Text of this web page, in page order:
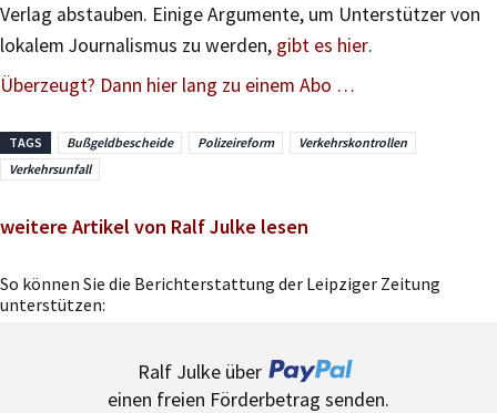
Verlag abstauben. Einige Argumente, um Unterstützer von
lokalem Journalismus zu werden, gibt es hier.
Überzeugt? Dann hier lang zu einem Abo …
TAGS Bußgeldbescheide Polizeireform
Verkehrskontrollen
Verkehrsunfall
weitere Artikel von Ralf Julke lesen
So können Sie die Berichterstattung der Leipziger Zeitung
unterstützen:
Ralf Julke über
einen freien Förderbetrag senden.